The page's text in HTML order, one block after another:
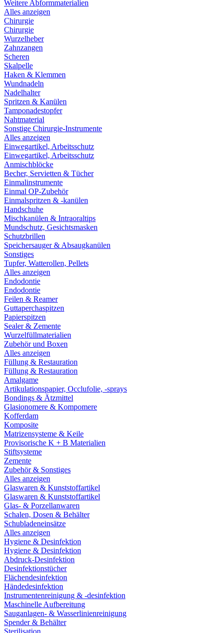
Weitere Abformmaterialien
Alles anzeigen
Chirurgie
Chirurgie
Wurzelheber
Zahnzangen
Scheren
Skalpelle
Haken & Klemmen
Wundnadeln
Nadelhalter
Spritzen & Kanülen
Tamponadestopfer
Nahtmaterial
Sonstige Chirurgie-Instrumente
Alles anzeigen
Einwegartikel, Arbeitsschutz
Einwegartikel, Arbeitsschutz
Anmischblöcke
Becher, Servietten & Tücher
Einmalinstrumente
Einmal OP-Zubehör
Einmalspritzen & -kanülen
Handschuhe
Mischkanülen & Intraoraltips
Mundschutz, Gesichtsmasken
Schutzbrillen
Speichersauger & Absaugkanülen
Sonstiges
Tupfer, Watterollen, Pellets
Alles anzeigen
Endodontie
Endodontie
Feilen & Reamer
Guttaperchaspitzen
Papierspitzen
Sealer & Zemente
Wurzelfüllmaterialien
Zubehör und Boxen
Alles anzeigen
Füllung & Restauration
Füllung & Restauration
Amalgame
Artikulationspapier, Occlufolie, -sprays
Bondings & Ätzmittel
Glasionomere & Kompomere
Kofferdam
Komposite
Matrizensysteme & Keile
Provisorische K + B Materialien
Stiftsysteme
Zemente
Zubehör & Sonstiges
Alles anzeigen
Glaswaren & Kunststoffartikel
Glaswaren & Kunststoffartikel
Glas- & Porzellanwaren
Schalen, Dosen & Behälter
Schubladeneinsätze
Alles anzeigen
Hygiene & Desinfektion
Hygiene & Desinfektion
Abdruck-Desinfektion
Desinfektionstücher
Flächendesinfektion
Händedesinfektion
Instrumentenreinigung & -desinfektion
Maschinelle Aufbereitung
Sauganlagen- & Wasserlinienreinigung
Spender & Behälter
Sterilisation